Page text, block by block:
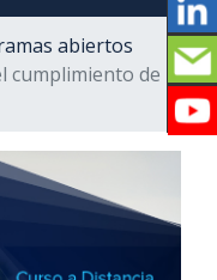
abiertos
cumplimiento de